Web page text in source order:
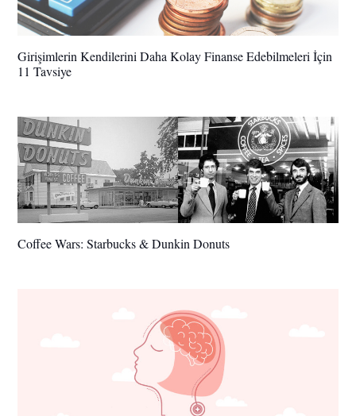
Girişimlerin Kendilerini Daha Kolay Finanse Edebilmeleri İçin
11 Tavsiye
Coffee Wars: Starbucks & Dunkin Donuts